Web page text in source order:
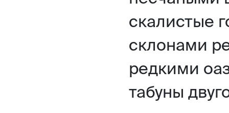
скалистые
склонами
редкими
табуны